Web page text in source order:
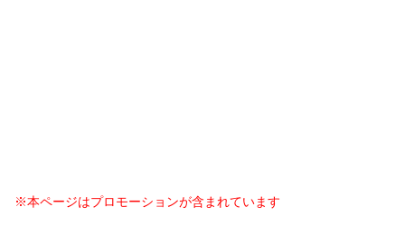
※本ページはプロモーションが含まれています